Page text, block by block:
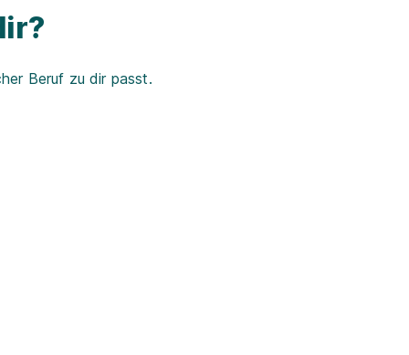
Beruf zu dir passt.